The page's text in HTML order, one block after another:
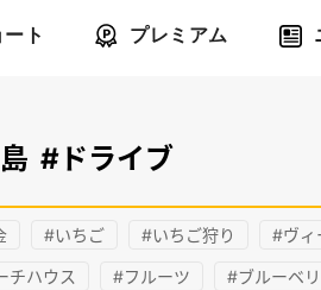
ト プレミアム
#ドライブ
#いちご #いちご狩り #ヴィ
チハウス #フルーツ #ブルーベ